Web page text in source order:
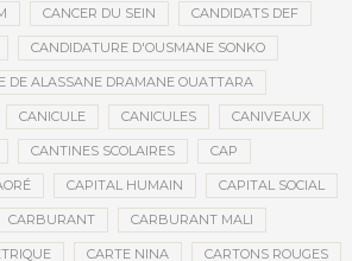
CANCER DU SEIN CANDIDATS DEF
CANDIDATURE D'OUSMANE SONKO
DE ALASSANE DRAMANE OUATTARA
CANICULE CANICULES CANIVEAUX
CANTINES SCOLAIRES CAP
CAPITAL HUMAIN CAPITAL SOCIAL
CARBURANT CARBURANT MALI
CARTE NINA CARTONS ROUGES